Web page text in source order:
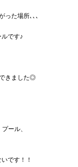
った場所､､､
です♪
きました◎
ール、
です！！